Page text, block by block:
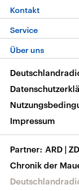
Die
Neue
Livestream
Podcasts
Nachrichten
Frequenzen
Kontakt
Hörerservice
Service
FAQ
Musikliste
RSS
Über uns
Impressum
Partner ARD |
Chronik der